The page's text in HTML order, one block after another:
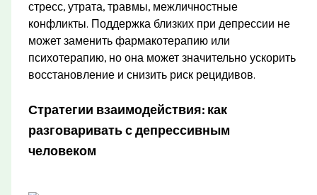
стресс, утрата, травмы, межличностные
конфликты. Поддержка близких при депрессии не
может заменить фармакотерапию или
психотерапию, но она может значительно ускорить
восстановление и снизить риск рецидивов.
Стратегии взаимодействия: как
разговаривать с депрессивным
человеком